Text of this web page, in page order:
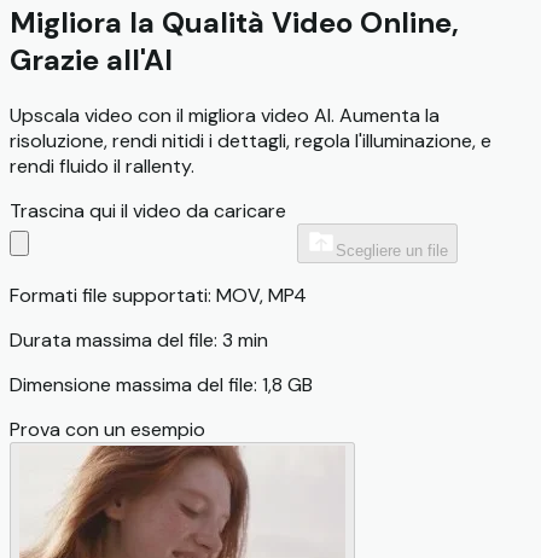
Migliora la Qualità Video Online,
Grazie all'AI
Upscala video con il migliora video AI. Aumenta la
risoluzione, rendi nitidi i dettagli, regola l'illuminazione, e
rendi fluido il rallenty.
Trascina qui il video da caricare
Scegliere un file
Formati file supportati: MOV, MP4
Durata massima del file: 3 min
Dimensione massima del file: 1,8 GB
Prova con un esempio